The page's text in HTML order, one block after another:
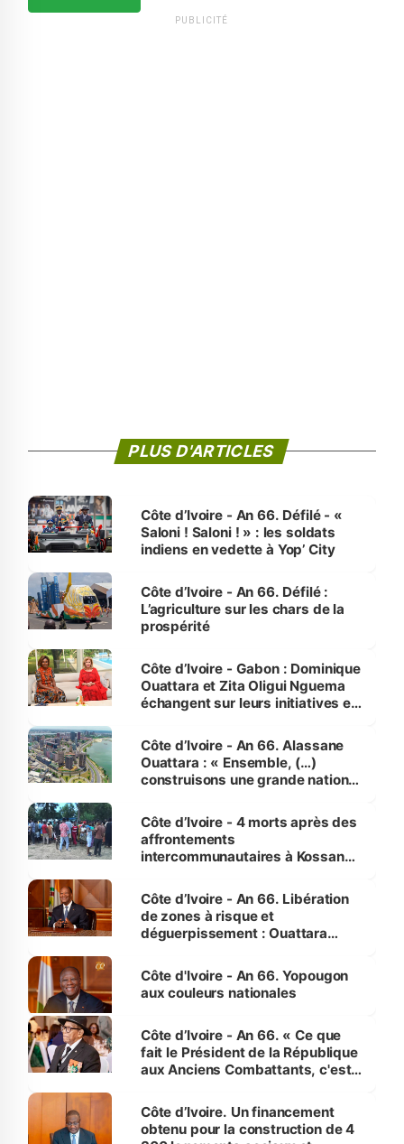
PUBLICITÉ
PLUS D'ARTICLES
Côte d’Ivoire - An 66. Défilé - «
Saloni ! Saloni ! » : les soldats
indiens en vedette à Yop’ City
Côte d’Ivoire - An 66. Défilé :
L’agriculture sur les chars de la
prospérité
Côte d’Ivoire - Gabon : Dominique
Ouattara et Zita Oligui Nguema
échangent sur leurs initiatives en
enfants
Côte d’Ivoire - An 66. Alassane
Ouattara : « Ensemble, (…)
construisons une grande nation
générations futures »
Côte d’Ivoire - 4 morts après des
affrontements
intercommunautaires à Kossandji
milieu des sinistrés
Côte d’Ivoire - An 66. Libération
de zones à risque et
déguerpissement : Ouattara
l'Etat de droit pour préserver les
vies humaines »
Côte d'Ivoire - An 66. Yopougon
aux couleurs nationales
Côte d’Ivoire - An 66. « Ce que
fait le Président de la République
aux Anciens Combattants, c'est
Côte d’Ivoire. Un financement
obtenu pour la construction de 4